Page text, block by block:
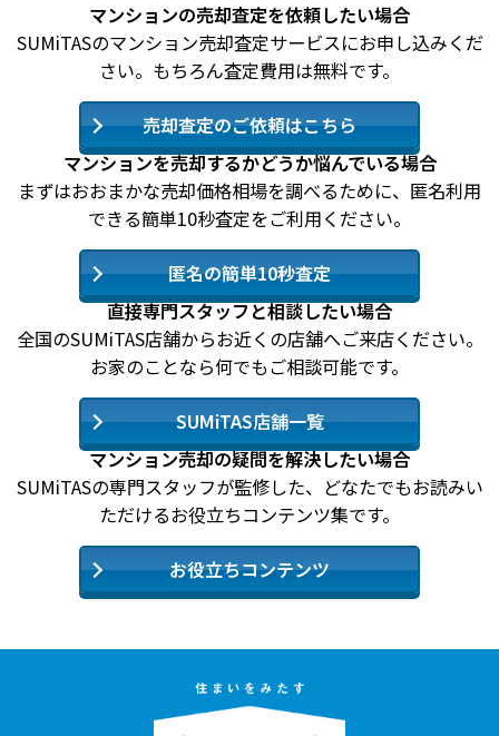
マンションの売却査定を依頼したい場合
SUMiTASのマンション売却査定サービスにお申し込みくだ
さい。もちろん査定費用は無料です。
売却査定のご依頼はこちら
マンションを売却するかどうか悩んでいる場合
まずはおおまかな売却価格相場を調べるために、匿名利用
できる簡単10秒査定をご利用ください。
匿名の簡単10秒査定
直接専門スタッフと相談したい場合
全国のSUMiTAS店舗からお近くの店舗へご来店ください。
お家のことなら何でもご相談可能です。
SUMiTAS店舗一覧
マンション売却の疑問を解決したい場合
SUMiTASの専門スタッフが監修した、どなたでもお読みい
ただけるお役立ちコンテンツ集です。
お役立ちコンテンツ